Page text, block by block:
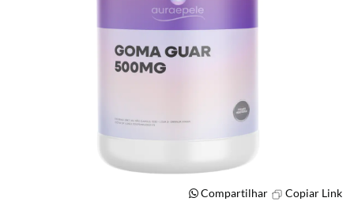
Compartilhar Copiar Link